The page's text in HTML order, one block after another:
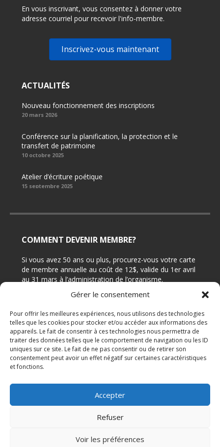
Gérer le consentement
Pour offrir les meilleures expériences, nous utilisons des technologies
telles que les cookies pour stocker et/ou accéder aux informations des
appareils. Le fait de consentir à ces technologies nous permettra de
traiter des données telles que le comportement de navigation ou les ID
uniques sur ce site. Le fait de ne pas consentir ou de retirer son
consentement peut avoir un effet négatif sur certaines caractéristiques
et fonctions.
Accepter
Refuser
Voir les préférences
En vous inscrivant, vous consentez à donner votre
adresse courriel pour recevoir l'info-membre.
Inscrivez-vous maintenant
ACTUALITÉS
Nouveau fonctionnement des inscriptions
20 mars 2026
Conférence sur la planification, la protection et le
transfert de patrimoine
10 octobre 2025
Atelier d’écriture poétique
15 septembre 2025
COMMENT DEVENIR MEMBRE?
Si vous avez 50 ans ou plus, procurez-vous votre carte
de membre annuelle au coût de 12$, valide du 1er avril
au 31 mars à l’administration de l’organisme.
CONTACTEZ-NOUS
Adresse: 7644 rue Édouard, Bureau 210 (angle 4e
avenue), LaSalle Québec H8P 1T3
Téléphone: 514-364-1541
Centre du vieux moulin © 2013. Tous droits réservés
Site internet par